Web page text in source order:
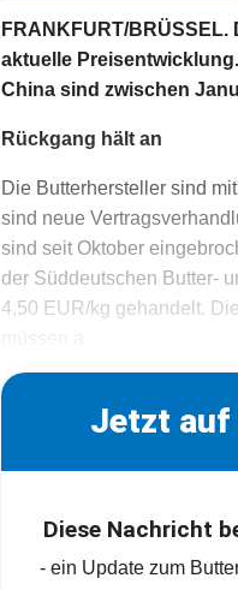
FRANKFURT/
aktuelle
China sind zwischen
Rückgang hält an
Die Butterhersteller sind
sind neue
sind seit Oktober
der Süddeutschen Butter-
4,50 EUR/kg gehandelt.
Jetzt auf
Diese Nachricht
- ein Update zum